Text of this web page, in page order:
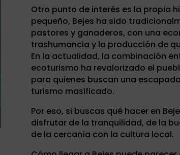
Otro punto de interés es la propia
pequeño, Bejes ha sido
pastores y ganaderos, con una
trashumancia y la producción de
En la actualidad, la combinación
ecoturismo ha revalorizado el
para quienes buscan una
turismo masificado.
Por eso, si buscas qué hacer en
disfrutar de la tranquilidad, de la
de la cercanía con la cultura local.